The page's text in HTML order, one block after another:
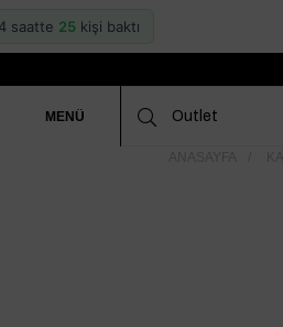
saatte 25 kişi baktı
MENÜ